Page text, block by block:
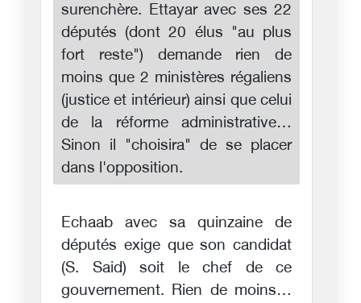
surenchère. Ettayar avec ses 22
députés (dont 20 élus "au plus
fort reste") demande rien de
moins que 2 ministères régaliens
(justice et intérieur) ainsi que celui
de la réforme administrative…
Sinon il "choisira" de se placer
dans l'opposition.
Echaab avec sa quinzaine de
députés exige que son candidat
(S. Said) soit le chef de ce
gouvernement. Rien de moins…